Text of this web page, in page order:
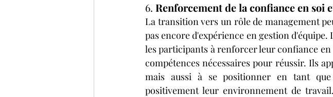
6. Renforcement de la confiance en soi
La transition vers un rôle de management
pas encore d'expérience en gestion
les participants à renforcer leur confiance
compétences nécessaires pour réussir. Ils
mais aussi à se positionner en tant
positivement leur environnement de